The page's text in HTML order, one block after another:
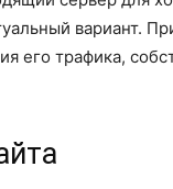
вариант.
его трафика,